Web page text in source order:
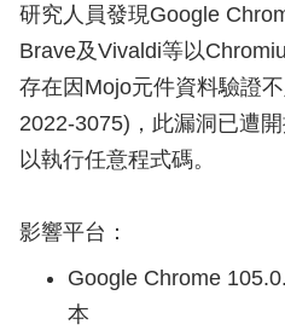
研究人員發現Google
Brave及Vivaldi等以
存在因Mojo元件資料驗證
2022-3075)，此漏洞已遭
以執行任意程式碼。
影響平台：
Google Chrome
本